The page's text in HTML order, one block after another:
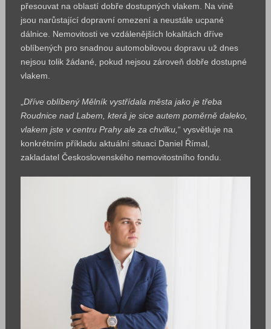
přesouvat na oblastí dobře dostupných vlakem. Na vině
jsou narůstající dopravní omezení a neustále ucpané
dálnice. Nemovitosti ve vzdálenějších lokalitách dříve
oblíbených pro snadnou automobilovou dopravu už dnes
nejsou tolik žádané, pokud nejsou zároveň dobře dostupné
vlakem.
Dříve oblíbený Mělník vystřídala města jako je třeba
Roudnice nad Labem, která je sice autem poměrně daleko,
vlakem jste v centru Prahy ale za chvilku, “ vysvětluje na
konkrétním příkladu aktuální situaci Daniel Římal,
zakladatel Československého nemovitostního fondu.